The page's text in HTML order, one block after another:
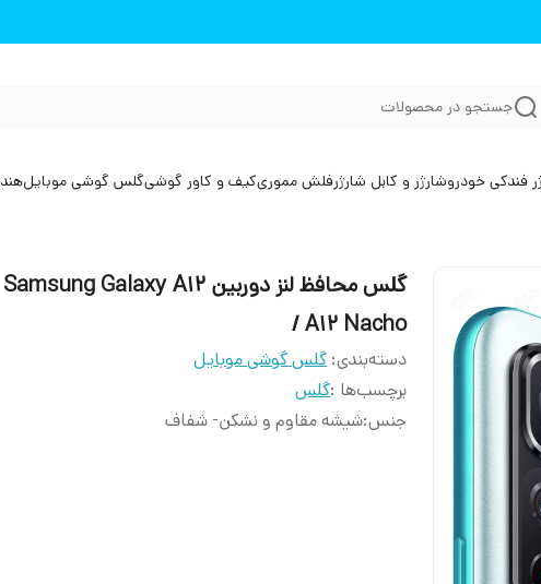
جستجو در محصولات
فندکی خودروشارژر و کابل شارژرفلش مموریکیف و کاور گوشیگلس گوشی موبایل
گلس محافظ لنز دوربین Samsung Galaxy A12
/ A12 Nacho
دسته‌بندی:گلس گوشی موبایل
برچسب‌ها :گلس
جنس:شیشه مقاوم و نشکن- شفاف